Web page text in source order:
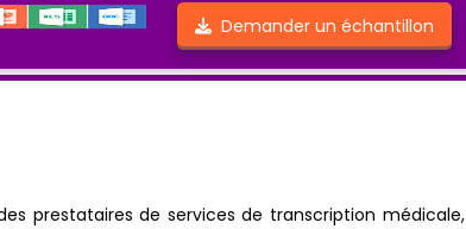
Demander un échantillon
prestataires de services de transcription médicale,